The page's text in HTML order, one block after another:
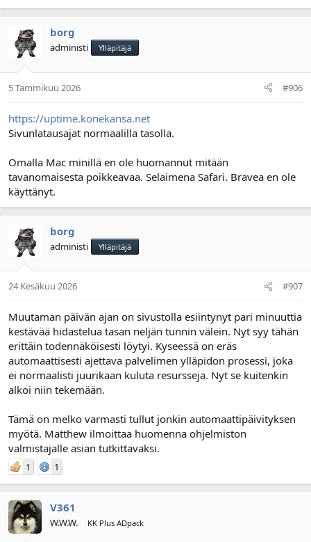
borg
administi Ylläpitäjä
5 Tammikuu 2026 #906
https://uptime.konekansa.net
Sivunlatausajat normaalilla tasolla.
Omalla Mac minillä en ole huomannut mitään
tavanomaisesta poikkeavaa. Selaimena Safari. Bravea en ole
käyttänyt.
borg
administi Ylläpitäjä
24 Kesäkuu 2026 #907
Muutaman päivän ajan on sivustolla esiintynyt pari minuuttia
kestävää hidastelua tasan neljän tunnin välein. Nyt syy tähän
erittäin todennäköisesti löytyi. Kyseessä on eräs
automaattisesti ajettava palvelimen ylläpidon prosessi, joka
ei normaalisti juurikaan kuluta resursseja. Nyt se kuitenkin
alkoi niin tekemään.
Tämä on melko varmasti tullut jonkin automaattipäivityksen
myötä. Matthew ilmoittaa huomenna ohjelmiston
valmistajalle asian tutkittavaksi.
1 1
V361
W.W.W. KK Plus ADpack